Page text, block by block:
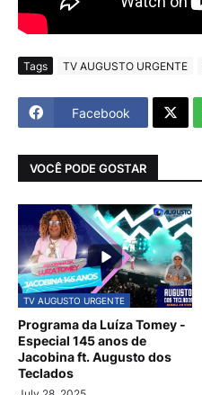
Tags TV AUGUSTO URGENTE
Facebook
VOCÊ PODE GOSTAR
TV AUGUSTO URGENTE
Programa da Luíza Tomey -
Especial 145 anos de
Jacobina ft. Augusto dos
Teclados